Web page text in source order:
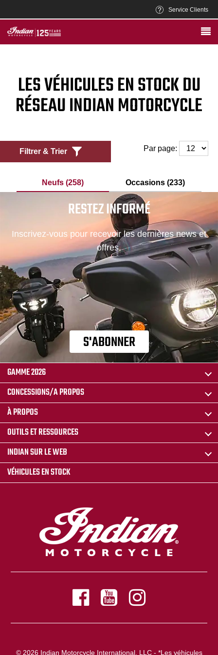
Service Clients
LES VÉHICULES EN STOCK DU
RÉSEAU INDIAN MOTORCYCLE
Filtrer & Trier Par page:
Neufs (258) Occasions (233)
RESTEZ INFORMÉ
Inscrivez-vous pour recevoir les dernières news et
offres.
S'ABONNER
GAMME 2026
CONCESSIONS/A PROPOS
À PROPOS
OUTILS ET RESSOURCES
INDIAN SUR LE WEB
VÉHICULES EN STOCK
© 2026 Indian Motorcycle International, LLC - *Les véhicules